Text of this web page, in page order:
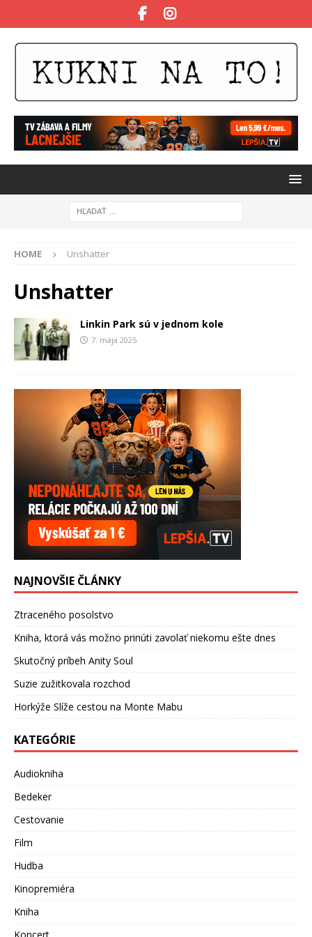
HOME Unshatter
Unshatter
Linkin Park sú v jednom kole
7. mája 2025
NAJNOVŠIE ČLÁNKY
Ztraceného posolstvo
Kniha, ktorá vás možno prinúti zavolať niekomu ešte dnes
Skutočný príbeh Anity Soul
Suzie zužitkovala rozchod
Horkýže Slíže cestou na Monte Mabu
KATEGÓRIE
Audiokniha
Bedeker
Cestovanie
Film
Hudba
Kinopremiéra
Kniha
Koncert